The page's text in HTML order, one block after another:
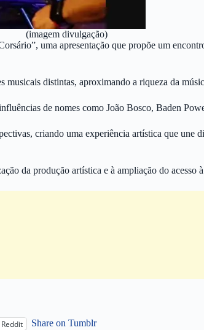
(imagem divulgação)
uma apresentação que propõe um
distintas, aproximando a riqueza da
de nomes como João Bosco, Baden
criando uma experiência artística que une
da produção artística e à ampliação do acesso
Reddit Share on Tumblr